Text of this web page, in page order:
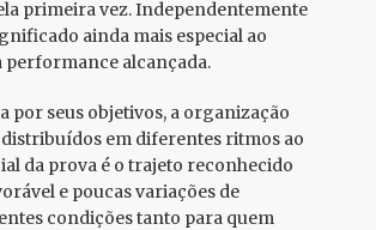
primeira vez. Independentemente
ainda mais especial ao
performance alcançada.
por seus objetivos, a organização
em diferentes ritmos ao
da prova é o trajeto reconhecido
e poucas variações de
condições tanto para quem